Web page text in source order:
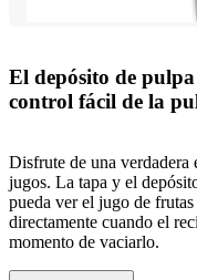
El depósito de
control fácil de la
Disfrute de una verdadera
jugos. La tapa y el
pueda ver el jugo de
directamente cuando el
momento de vaciarlo.